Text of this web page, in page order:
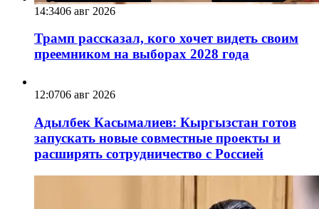
14:3406 авг 2026
Трамп рассказал, кого хочет видеть своим
преемником на выборах 2028 года
12:0706 авг 2026
Адылбек Касымалиев: Кыргызстан готов
запускать новые совместные проекты и
расширять сотрудничество с Россией